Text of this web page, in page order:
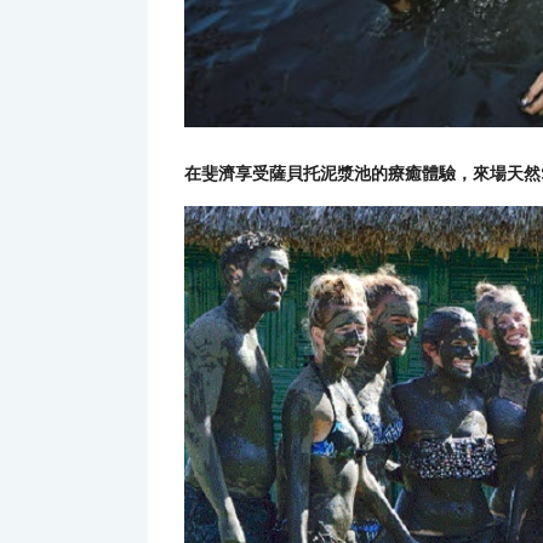
在斐濟享受薩貝托泥漿池的療癒體驗，來場天然